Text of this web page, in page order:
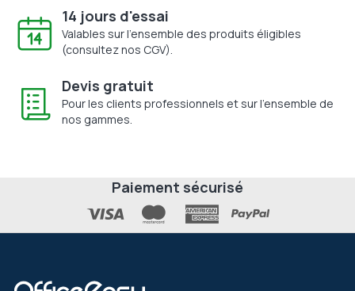
14 jours d'essai
Valables sur l'ensemble des produits éligibles
(consultez nos CGV).
Devis gratuit
Pour les clients professionnels et sur l'ensemble de
nos gammes.
Paiement sécurisé